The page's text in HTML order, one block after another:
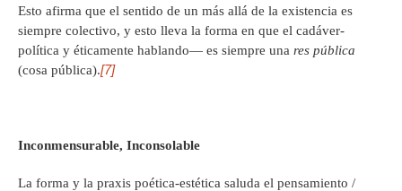
Esto afirma que el sentido de un más allá de la existencia es
siempre colectivo, y esto lleva la forma en que el cadáver-
política y éticamente hablando— es siempre una res pública
(cosa pública).[7]
Inconmensurable, Inconsolable
La forma y la praxis poética-estética saluda el pensamiento /